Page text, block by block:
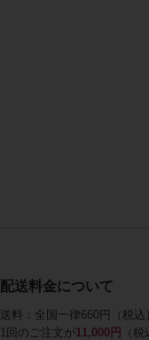
配送料金について
送料：全国一律660円（税込
1回のご注文が11,000円
（